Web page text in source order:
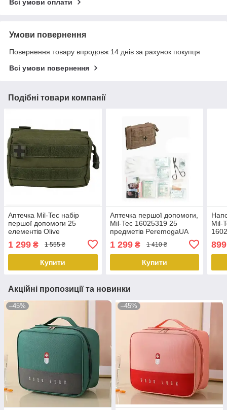
Всі умови оплати
Умови повернення
Повернення товару впродовж 14 днів за рахунок покупця
Всі умови повернення
Подібні товари компанії
Аптечка Mil-Tec набір
першої допомоги 25
елементів Olive
(16025301).PeremogaUA
1 299 ₴ 1 555 ₴
Купити
Аптечка першої допомоги,
Mil-Tec 16025319 25
предметів PeremogaUA
1 299₴ 1 410 ₴
Купити
Mil-
899
Акційні пропозиції та новинки
–45% –45%